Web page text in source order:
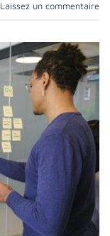
Laissez un commentaire